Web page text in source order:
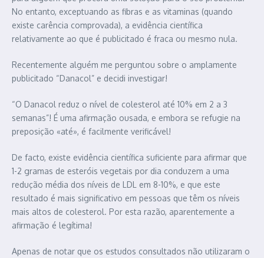
No entanto, exceptuando as fibras e as vitaminas (quando
existe carência comprovada), a evidência científica
relativamente ao que é publicitado é fraca ou mesmo nula.
Recentemente alguém me perguntou sobre o amplamente
publicitado “Danacol” e decidi investigar!
“O Danacol reduz o nível de colesterol até 10% em 2 a 3
semanas”! É uma afirmação ousada, e embora se refugie na
preposição «até», é facilmente verificável!
De facto, existe evidência científica suficiente para afirmar que
1-2 gramas de esteróis vegetais por dia conduzem a uma
redução média dos níveis de LDL em 8-10%, e que este
resultado é mais significativo em pessoas que têm os níveis
mais altos de colesterol. Por esta razão, aparentemente a
afirmação é legítima!
Apenas de notar que os estudos consultados não utilizaram o